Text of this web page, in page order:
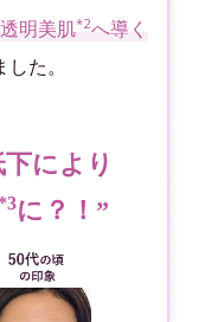
透明美肌*2へ導く
た。
により
*3に？！”